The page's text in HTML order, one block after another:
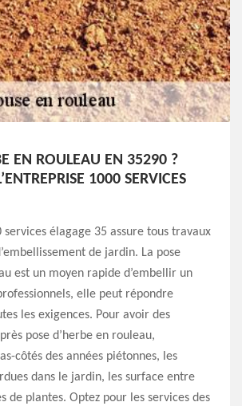
EN ROULEAU EN 35290 ?
1000 SERVICES
services élagage 35 assure tous travaux
de jardin. La pose
est un moyen rapide d’embellir un
elle peut répondre
les exigences. Pour avoir des
pose d’herbe en rouleau,
côtés des années piétonnes, les
dans le jardin, les surface entre
de plantes. Optez pour les services des